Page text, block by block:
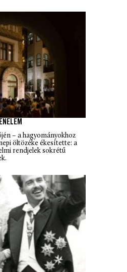
– a hagyományokhoz
öltözéke ékesítette: a
rendjelek sokrétű